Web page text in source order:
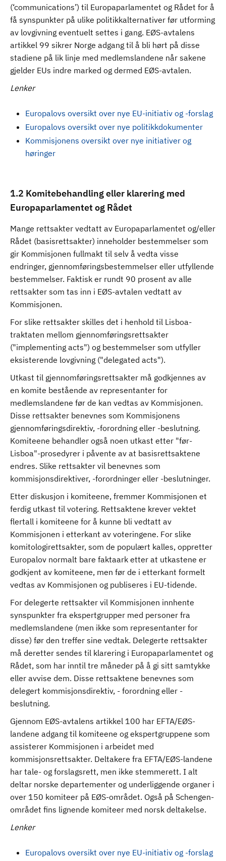
(‘communications’) til Europaparlamentet og Rådet for å
få synspunkter på ulike politikkalternativer før utforming
av lovgivning eventuelt settes i gang. EØS-avtalens
artikkel 99 sikrer Norge adgang til å bli hørt på disse
stadiene på lik linje med medlemslandene når sakene
gjelder EUs indre marked og dermed EØS-avtalen.
Lenker
Europalovs oversikt over nye EU-initiativ og -forslag
Europalovs oversikt over nye politikkdokumenter
Kommisjonens oversikt over nye initiativer og
høringer
1.2 Komitebehandling eller klarering med
Europaparlamentet og Rådet
Mange rettsakter vedtatt av Europaparlamentet og/eller
Rådet (basisrettsakter) inneholder bestemmelser som
gir Kommisjonen fullmakt til selv å vedta visse
endringer, gjennomføringsbestemmelser eller utfyllende
bestemmelser. Faktisk er rundt 90 prosent av alle
rettsakter som tas inn i EØS-avtalen vedtatt av
Kommisjonen.
For slike rettsakter skilles det i henhold til Lisboa-
traktaten mellom gjennomføringsrettsakter
("implementing acts") og bestemmelser som utfyller
eksisterende lovgivning ("delegated acts").
Utkast til gjennomføringsrettsakter må godkjennes av
en komite bestående av representanter for
medlemslandene før de kan vedtas av Kommisjonen.
Disse rettsakter benevnes som Kommisjonens
gjennomføringsdirektiv, -forordning eller -beslutning.
Komiteene behandler også noen utkast etter "før-
Lisboa"-prosedyrer i påvente av at basisrettsaktene
endres. Slike rettsakter vil benevnes som
kommisjonsdirektiver, -forordninger eller -beslutninger.
Etter diskusjon i komiteene, fremmer Kommisjonen et
ferdig utkast til votering. Rettsaktene krever vektet
flertall i komiteene for å kunne bli vedtatt av
Kommisjonen i etterkant av voteringene. For slike
komitologirettsakter, som de populært kalles, oppretter
Europalov normalt bare faktaark etter at utkastene er
godkjent av komiteene, men før de i etterkant formelt
vedtas av Kommisjonen og publiseres i EU-tidende.
For delegerte rettsakter vil Kommisjonen innhente
synspunkter fra ekspertgrupper med personer fra
medlemslandene (men ikke som representanter for
disse) før den treffer sine vedtak. Delegerte rettsakter
må deretter sendes til klarering i Europaparlamentet og
Rådet, som har inntil tre måneder på å gi sitt samtykke
eller avvise dem. Disse rettsaktene benevnes som
delegert kommisjonsdirektiv, - forordning eller -
beslutning.
Gjennom EØS-avtalens artikkel 100 har EFTA/EØS-
landene adgang til komiteene og ekspertgruppene som
assisterer Kommisjonen i arbeidet med
kommisjonsrettsakter. Deltakere fra EFTA/EØS-landene
har tale- og forslagsrett, men ikke stemmerett. I alt
deltar norske departementer og underliggende organer i
over 150 komiteer på EØS-området. Også på Schengen-
området fins lignende komiteer med norsk deltakelse.
Lenker
Europalovs oversikt over nye EU-initiativ og -forslag